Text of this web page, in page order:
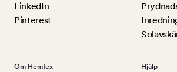
LinkedIn
Pinterest
Om Hemtex Hjälp